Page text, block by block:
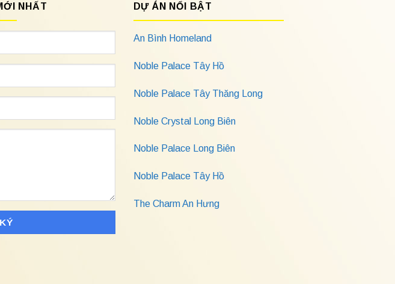
NHẤT DỰ ÁN NỔI BẬT
An Bình Homeland
Noble Palace Tây Hồ
Noble Palace Tây Thăng Long
Noble Crystal Long Biên
Noble Palace Long Biên
Noble Palace Tây Hồ
The Charm An Hưng